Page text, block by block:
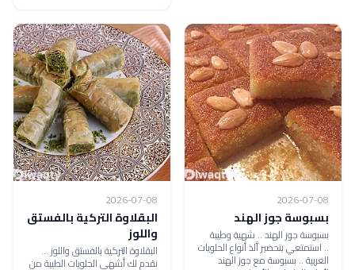
2026-07-08
بسبوسة جوز الهند
بسبوسة جوز الهند .. شهية وطيبة
.. استمتعي بتحضير ألذ أنواع الحلويات
العربية .. بسبوسة مع جوز الهند
2026-07-08
البقلاوة التركية بالفستق
واللوز
البقلاوة التركية بالفستق واللوز ...
نقدم لك أشهى الحلويات الطيبة من